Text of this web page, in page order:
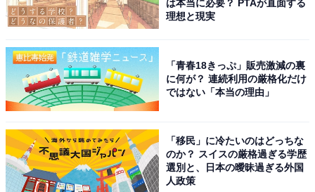
は本当に必要？ PTAが直面する
理想と現実
「青春18きっぷ」販売激減の裏
に何が？ 連続利用の厳格化だけ
ではない「本当の理由」
「移民」に冷たいのはどっちな
のか？ スイスの厳格過ぎる学歴
選別と、日本の曖昧過ぎる外国
人政策